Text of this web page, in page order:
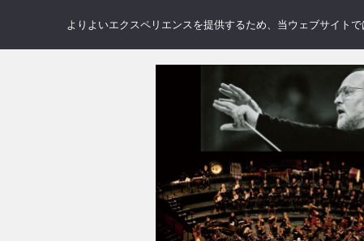
NEWS REVIEWS
よりよいエクスペリエンスを提供するため、当ウェブサイト